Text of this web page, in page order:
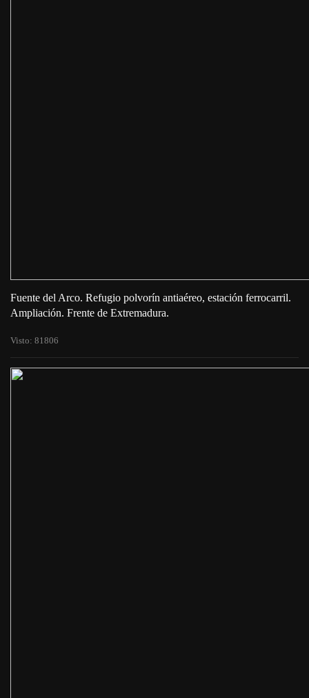
Fuente del Arco. Refugio polvorín antiaéreo, estación ferrocarril.
Ampliación. Frente de Extremadura.
Visto: 81806